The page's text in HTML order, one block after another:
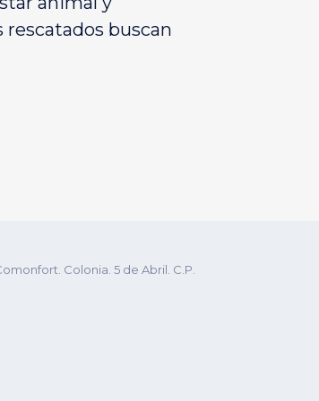
buscan
Colonia. 5 de Abril. C.P.